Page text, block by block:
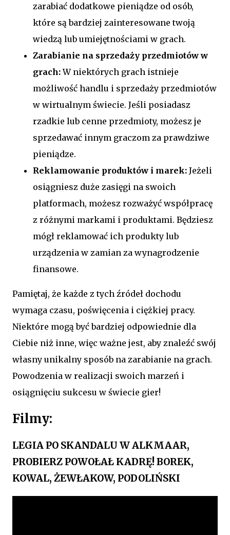
zarabiać dodatkowe pieniądze od osób,
które są bardziej zainteresowane twoją
wiedzą lub umiejętnościami w grach.
Zarabianie na sprzedaży przedmiotów w
grach:W niektórych grach istnieje
możliwość handlu i sprzedaży przedmiotów
w wirtualnym świecie. Jeśli posiadasz
rzadkie lub cenne przedmioty, możesz je
sprzedawać innym graczom za prawdziwe
pieniądze.
Reklamowanie produktów i marek: Jeżeli
osiągniesz duże zasięgi na swoich
platformach, możesz rozważyć współpracę
z różnymi markami i produktami. Będziesz
mógł reklamować ich produkty lub
urządzenia w zamian za wynagrodzenie
finansowe.
Pamiętaj, że każde z tych źródeł dochodu
wymaga czasu, poświęcenia i ciężkiej pracy.
Niektóre mogą być bardziej odpowiednie dla
Ciebie niż inne, więc ważne jest, aby znaleźć swój
własny unikalny sposób na zarabianie na grach.
Powodzenia w realizacji swoich marzeń i
osiągnięciu sukcesu w świecie gier!
Filmy:
LEGIA PO SKANDALU W ALKMAAR,
PROBIERZ POWOŁAŁ KADRĘ! BOREK,
KOWAL, ŻEWŁAKOW, PODOLIŃSKI